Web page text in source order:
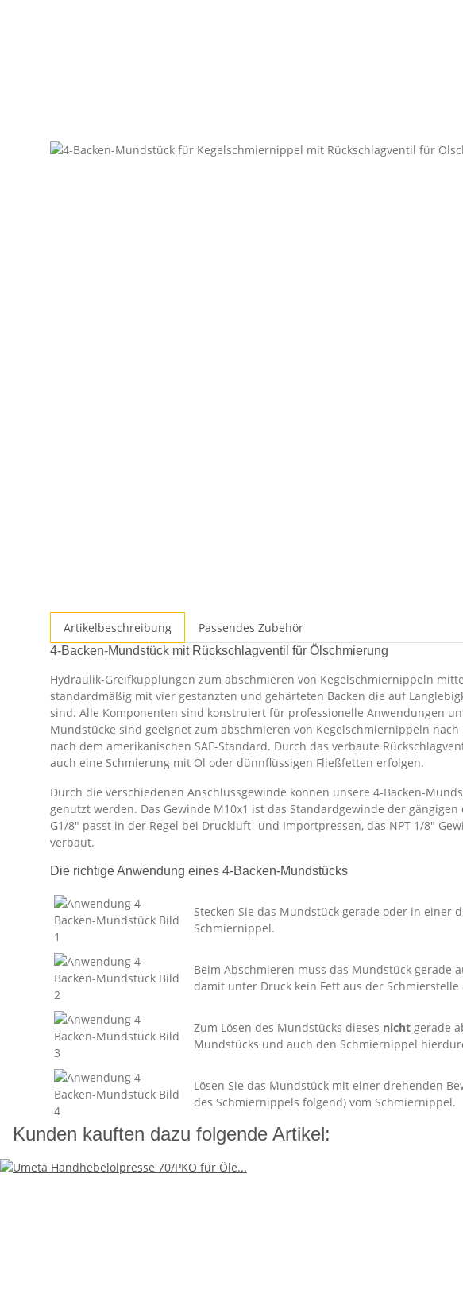
Artikelbeschreibung Passendes Zubehör
4-Backen-Mundstück mit Rückschlagventil für Ölschmierung
Hydraulik-Greifkupplungen zum abschmieren von Kegelschmiernippeln
standardmäßig mit vier gestanzten und gehärteten Backen die auf
sind. Alle Komponenten sind konstruiert für professionelle Anwendungen
Mundstücke sind geeignet zum abschmieren von Kegelschmiernippeln
nach dem amerikanischen SAE-Standard. Durch das verbaute
auch eine Schmierung mit Öl oder dünnflüssigen Fließfetten erfolgen.
Durch die verschiedenen Anschlussgewinde können unsere 4-Backen-
genutzt werden. Das Gewinde M10x1 ist das Standardgewinde der
G1/8" passt in der Regel bei Druckluft- und Importpressen, das NPT 1/8"
verbaut.
Die richtige Anwendung eines 4-Backen-Mundstücks
Stecken Sie das Mundstück gerade oder in einer
Schmiernippel.
Beim Abschmieren muss das Mundstück gerade
damit unter Druck kein Fett aus der
Zum Lösen des Mundstücks dieses nicht gerade
Mundstücks und auch den Schmiernippel
Lösen Sie das Mundstück mit einer drehenden
des Schmiernippels folgend) vom Schmiernippel.
Kunden kauften dazu folgende Artikel: